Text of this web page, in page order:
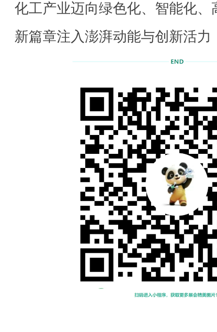
化工产业迈向绿色化、智能化、
新篇章注入澎湃动能与创新活力